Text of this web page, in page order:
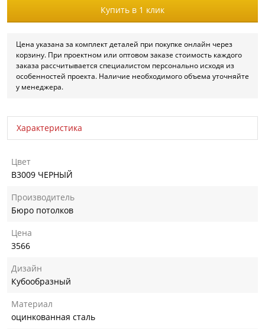
Купить в 1 клик
Цена указана за комплект деталей при покупке онлайн через
корзину. При проектном или оптовом заказе стоимость каждого
заказа рассчитывается специалистом персонально исходя из
особенностей проекта. Наличие необходимого объема уточняйте
у менеджера.
Характеристика
Цвет
B3009 ЧЕРНЫЙ
Производитель
Бюро потолков
Цена
3566
Дизайн
Кубообразный
Материал
оцинкованная сталь